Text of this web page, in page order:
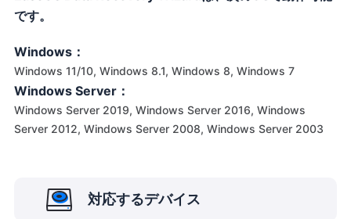
です。
Windows：
Windows 11/10, Windows 8.1, Windows 8, Windows 7
Windows Server：
Windows Server 2019, Windows Server 2016, Windows
Server 2012, Windows Server 2008, Windows Server 2003
対応するデバイス